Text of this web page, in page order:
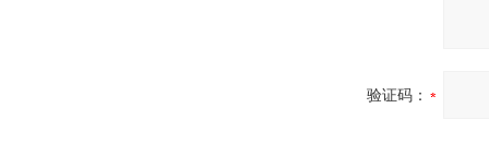
验证码：